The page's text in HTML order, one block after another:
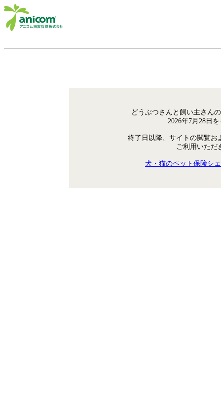
どうぶつさんと飼い主さん
2026年7月28日
終了日以降、サイトの閲覧お
ご利用いただ
犬・猫のペット保険シ